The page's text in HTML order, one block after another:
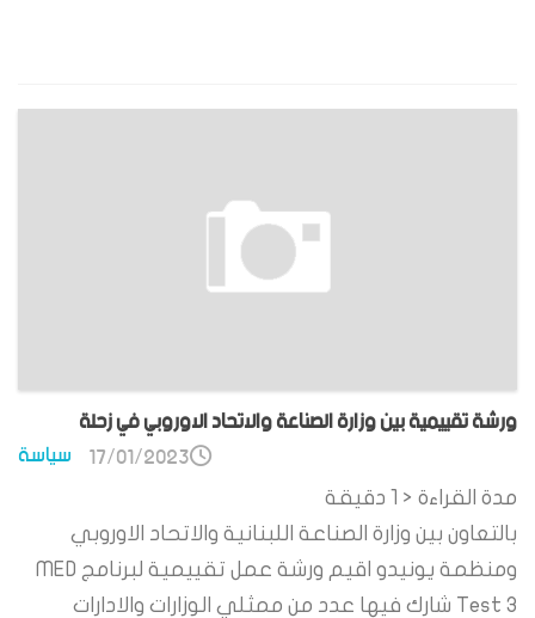
ورشة تقييمية بين وزارة الصناعة والاتحاد الاوروبي في زحلة
سياسة 17/01/2023
مدة القراءة < 1
دقيقة
بالتعاون بين وزارة الصناعة اللبنانية والاتحاد الاوروبي
ومنظمة يونيدو اقيم ورشة عمل تقييمية لبرنامج MED
Test 3 شارك فيها عدد من ممثلي الوزارات والادارات